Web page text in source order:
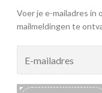
Voer je e-mailadres in
mailmeldingen te
mailadres